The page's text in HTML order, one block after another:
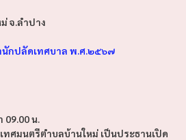
จ.ลำปาง
นักปลัดเทศบาล พ.ศ.๒๕๖๗
09.00 น.
ศมนตรีตำบลบ้านใหม่ เป็นประธานเปิด